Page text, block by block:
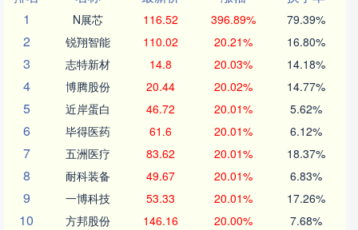
1
N展芯 116.52 396.89% 79.39%
2 锐翔智能 110.02 20.21% 16.80%
3 志特新材 14.8 20.03% 14.18%
4 博腾股份 20.44 20.02% 14.77%
5 近岸蛋白 46.72 20.01% 5.62%
6 毕得医药 61.6 20.01% 6.12%
7 五洲医疗 83.62 20.01% 18.37%
8 耐科装备 49.67 20.01% 6.83%
9 一博科技 53.33 20.01% 17.26%
10 方邦股份 146.16 20.00% 7.68%